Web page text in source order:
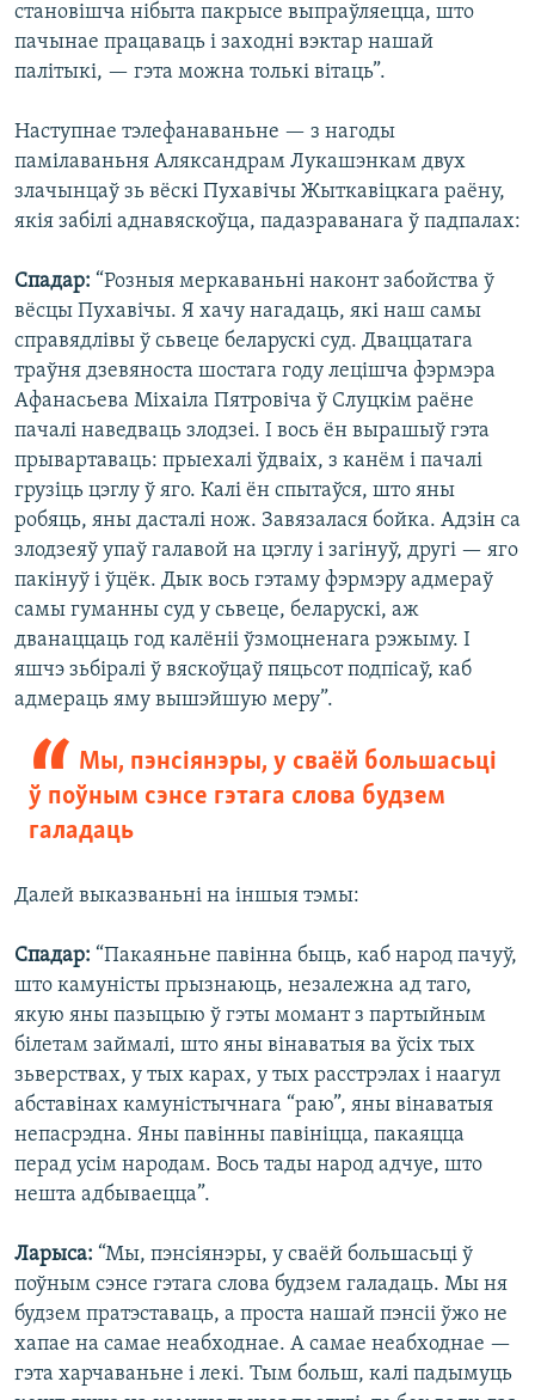
становішча нібыта пакрысе выпраўляецца, што
пачынае працаваць і заходні вэктар нашай
палітыкі, — гэта можна толькі вітаць”.
Наступнае тэлефанаваньне — з нагоды
памілаваньня Аляксандрам Лукашэнкам двух
злачынцаў зь вёскі Пухавічы Жыткавіцкага раёну,
якія забілі аднавяскоўца, падазраванага ў падпалах:
Спадар: “Розныя меркаваньні наконт забойства ў
вёсцы Пухавічы. Я хачу нагадаць, які наш самы
справядлівы ў сьвеце беларускі суд. Дваццатага
траўня дзевяноста шостага году лецішча фэрмэра
Афанасьева Міхаіла Пятровіча ў Слуцкім раёне
пачалі наведваць злодзеі. І вось ён вырашыў гэта
прывартаваць: прыехалі ўдваіх, з канём і пачалі
грузіць цэглу ў яго. Калі ён спытаўся, што яны
робяць, яны дасталі нож. Завязалася бойка. Адзін са
злодзеяў упаў галавой на цэглу і загінуў, другі — яго
пакінуў і ўцёк. Дык вось гэтаму фэрмэру адмераў
самы гуманны суд у сьвеце, беларускі, аж
дванаццаць год калёніі ўзмоцненага рэжыму. І
яшчэ зьбіралі ў вяскоўцаў пяцьсот подпісаў, каб
адмераць яму вышэйшую меру”.
Мы, пэнсіянэры, у сваёй большасьці
ў поўным сэнсе гэтага слова будзем
галадаць
Далей выказваньні на іншыя тэмы:
Спадар: “Пакаяньне павінна быць, каб народ пачуў,
што камуністы прызнаюць, незалежна ад таго,
якую яны пазыцыю ў гэты момант з партыйным
білетам займалі, што яны вінаватыя ва ўсіх тых
зьверствах, у тых карах, у тых расстрэлах і наагул
абставінах камуністычнага “раю”, яны вінаватыя
непасрэдна. Яны павінны павініцца, пакаяцца
перад усім народам. Вось тады народ адчуе, што
нешта адбываецца”.
Ларыса: “Мы, пэнсіянэры, у сваёй большасьці ў
поўным сэнсе гэтага слова будзем галадаць. Мы ня
будзем пратэставаць, а проста нашай пэнсіі ўжо не
хапае на самае неабходнае. А самае неабходнае —
гэта харчаваньне і лекі. Тым больш, калі падымуць